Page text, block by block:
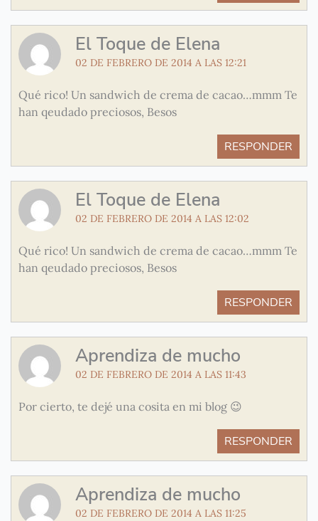
El Toque de Elena
02 DE FEBRERO DE 2014 A LAS 12:21
Qué rico! Un sandwich de crema de cacao…mmm Te
han qeudado preciosos, Besos
RESPONDER
El Toque de Elena
02 DE FEBRERO DE 2014 A LAS 12:02
Qué rico! Un sandwich de crema de cacao…mmm Te
han qeudado preciosos, Besos
RESPONDER
Aprendiza de mucho
02 DE FEBRERO DE 2014 A LAS 11:43
Por cierto, te dejé una cosita en mi blog 😉
RESPONDER
Aprendiza de mucho
02 DE FEBRERO DE 2014 A LAS 11:25